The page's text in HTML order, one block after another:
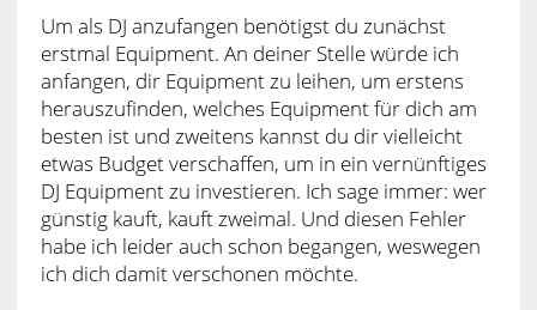
Um als DJ anzufangen benötigst du zunächst
erstmal Equipment. An deiner Stelle würde ich
anfangen, dir Equipment zu leihen, um erstens
herauszufinden, welches Equipment für dich am
besten ist und zweitens kannst du dir vielleicht
etwas Budget verschaffen, um in ein vernünftiges
DJ Equipment zu investieren. Ich sage immer: wer
günstig kauft, kauft zweimal. Und diesen Fehler
habe ich leider auch schon begangen, weswegen
ich dich damit verschonen möchte.